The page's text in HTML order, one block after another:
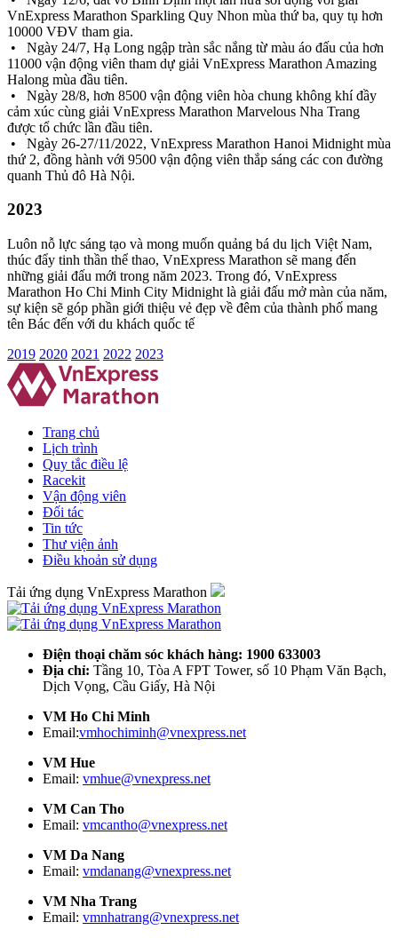
VnExpress Marathon Sparkling Quy Nhon mùa thứ ba, quy tụ hơn
10000 VĐV tham gia.
• Ngày 24/7, Hạ Long ngập tràn sắc nắng từ màu áo đấu của hơn
11000 vận động viên tham dự giải VnExpress Marathon Amazing
Halong mùa đầu tiên.
• Ngày 28/8, hơn 8500 vận động viên hòa chung không khí đầy
cảm xúc cùng giải VnExpress Marathon Marvelous Nha Trang
được tổ chức lần đầu tiên.
• Ngày 26-27/11/2022, VnExpress Marathon Hanoi Midnight mùa
thứ 2, đồng hành với 9500 vận động viên thắp sáng các con đường
quanh Thủ đô Hà Nội.
2023
Luôn nỗ lực sáng tạo và mong muốn quảng bá du lịch Việt Nam,
thúc đẩy tinh thần thể thao, VnExpress Marathon sẽ mang đến
những giải đấu mới trong năm 2023. Trong đó, VnExpress
Marathon Ho Chi Minh City Midnight là giải đấu mở màn của năm,
sự kiện sẽ góp phần giới thiệu vẻ đẹp về đêm của thành phố mang
tên Bác đến với du khách quốc tế
2019 2020 2021 2022 2023
Trang chủ
Lịch trình
Quy tắc điều lệ
Racekit
Vận động viên
Đối tác
Tin tức
Thư viện ảnh
Điều khoản sử dụng
Tải ứng dụng VnExpress Marathon
Điện thoại chăm sóc khách hàng: 1900 633003
Địa chỉ: Tầng 10, Tòa A FPT Tower, số 10 Phạm Văn Bạch,
Dịch Vọng, Cầu Giấy, Hà Nội
VM Ho Chi Minh
Email:vmhochiminh@vnexpress.net
VM Hue
Email: vmhue@vnexpress.net
VM Can Tho
Email: vmcantho@vnexpress.net
VM Da Nang
Email: vmdanang@vnexpress.net
VM Nha Trang
Email: vmnhatrang@vnexpress.net